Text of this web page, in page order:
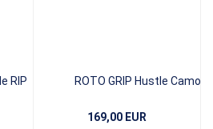
RIP ROTO GRIP Hustle Camo
169,00 EUR